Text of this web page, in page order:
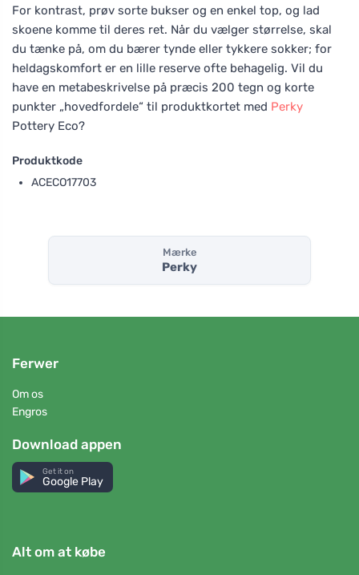
For kontrast, prøv sorte bukser og en enkel top, og lad
skoene komme til deres ret. Når du vælger størrelse, skal
du tænke på, om du bærer tynde eller tykkere sokker; for
heldagskomfort er en lille reserve ofte behagelig. Vil du
have en metabeskrivelse på præcis 200 tegn og korte
punkter „hovedfordele“ til produktkortet med Perky
Pottery Eco?
Produktkode
ACECO17703
Mærke
Perky
Ferwer
Om os
Engros
Download appen
Get it on
Google Play
Alt om at købe